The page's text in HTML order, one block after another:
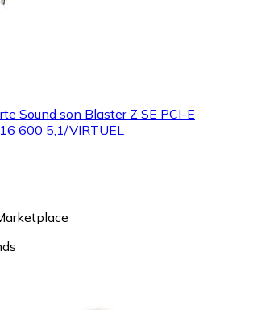
Sound son Blaster Z SE PCI-E
600 5,1/VIRTUEL